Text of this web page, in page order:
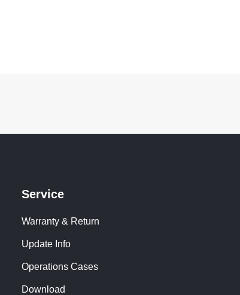
Service
Warranty & Return
Update Info
Operations Cases
Download